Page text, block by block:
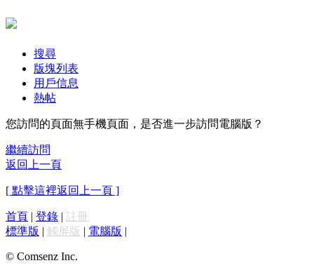
搜尋
版塊列表
用戶信息
熱帖
您訪問的頁面無手機頁面，是否進一步訪問電腦版？
繼續訪問
返回上一頁
[ 點擊這裡返回上一頁 ]
首頁 | 登錄 | 註冊
標準版 | 觸屏版 | 電腦版 |
© Comsenz Inc.